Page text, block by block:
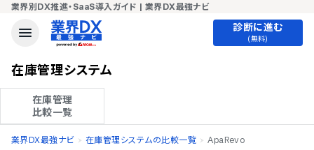
業界別DX推進・SaaS導入ガイド | 業界DX最強ナビ
診断に進む
(無料)
在庫管理システム
在庫管理
比較一覧
業界DX最強ナビ 在庫管理システムの比較一覧 ApaRevo